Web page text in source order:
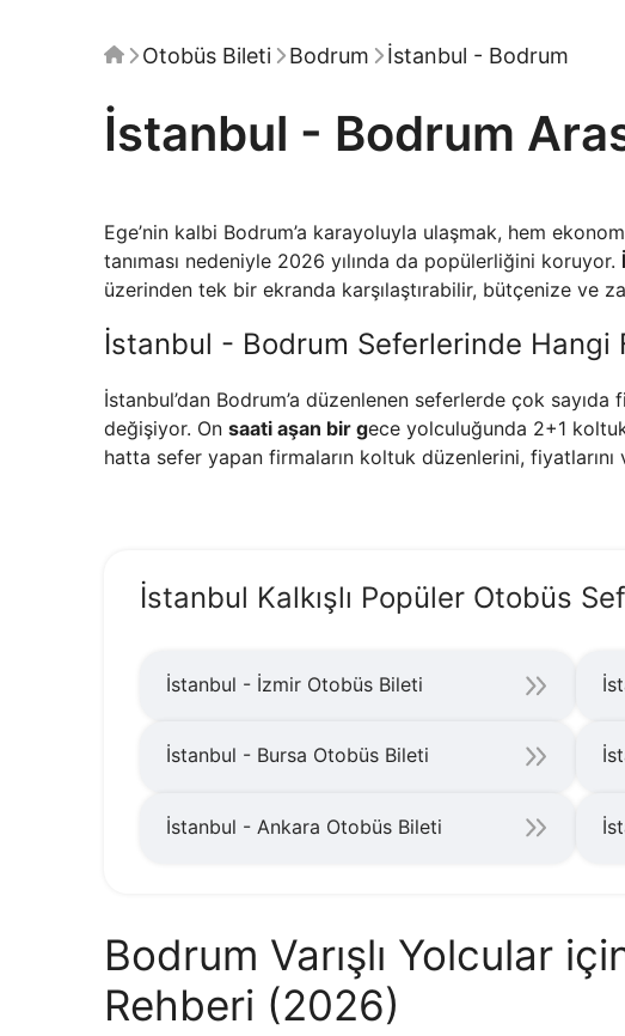
Otobüs Bileti Bodrum İstanbul - Bodrum
İstanbul - Bodrum
Ege’nin kalbi Bodrum’a karayoluyla ulaşmak, hem
tanıması nedeniyle 2026 yılında da popülerliğini koruyor.
üzerinden tek bir ekranda karşılaştırabilir, bütçenize ve
İstanbul - Bodrum Seferlerinde Hangi
İstanbul’dan Bodrum’a düzenlenen seferlerde çok
değişiyor. On saati aşan bir gece yolculuğunda 2+1
hatta sefer yapan firmaların koltuk düzenlerini,
İstanbul Kalkışlı Popüler Otobüs
İstanbul - İzmir Otobüs Bileti
İstanbul - Bursa Otobüs Bileti
İstanbul - Ankara Otobüs Bileti
Bodrum Varışlı Yolcular
Rehberi (2026)